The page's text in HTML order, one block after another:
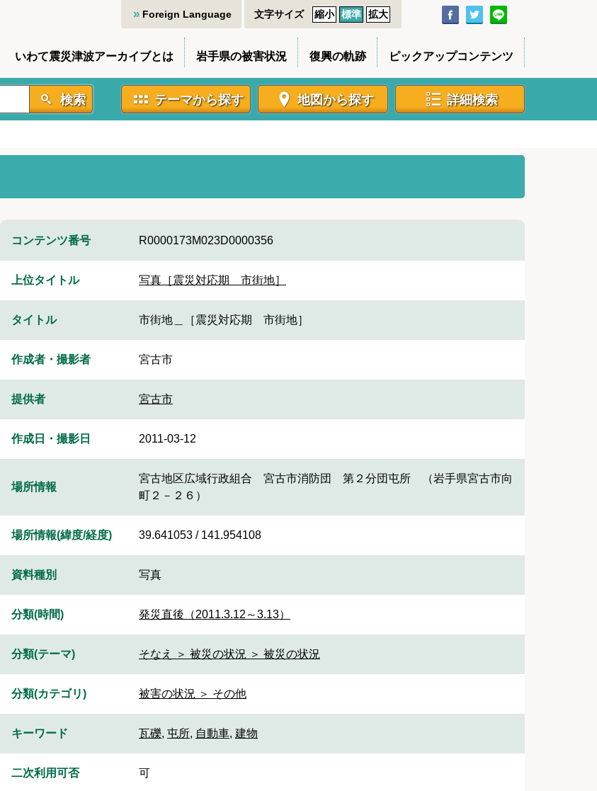
Foreign Language 文字サイズ 縮小 標準 拡大
いわて震災津波アーカイブとは 岩手県の被害状況 復興の軌跡 ピックアップコンテンツ
検索 テーマから探す 地図から探す 詳細検索
コンテンツ番号 R0000173M023D0000356
上位タイトル 写真［震災対応期 市街地］
タイトル 市街地＿［震災対応期 市街地］
作成者・撮影者 宮古市
提供者 宮古市
作成日・撮影日 2011-03-12
場所情報
宮古地区広域行政組合 宮古市消防団 第２分団屯所 （岩手県宮古市向
町２－２６）
場所情報(緯度/経度) 39.641053 / 141.954108
資料種別 写真
分類(時間) 発災直後（2011.3.12～3.13）
分類(テーマ) そなえ ＞ 被災の状況 ＞ 被災の状況
分類(カテゴリ) 被害の状況 ＞ その他
キーワード 瓦礫, 屯所, 自動車, 建物
二次利用可否 可